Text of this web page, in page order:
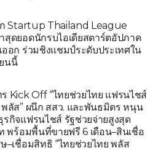
ก Startup Thailand League
สุดยอดนักรบไอเดียสตาร์ตอัปภาค
อก ร่วมชิงแชมป์ระดับประเทศใน
นนี้
Kick Off “ไทยช่วยไทย แฟรนไชส์
ลัส” ผนึก สสว. และพันธมิตร หนุน
รกิจแฟรนไชส์ รัฐช่วยจ่ายสูงสุด
พร้อมพื้นที่ขายฟรี 6 เดือน–สินเชื่อ
ษ–เชื่อมสิทธิ “ไทยช่วยไทย พลัส